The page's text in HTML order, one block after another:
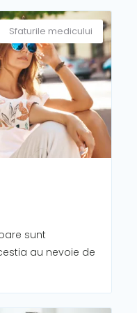
Sfaturile medicului
sunt
au nevoie de